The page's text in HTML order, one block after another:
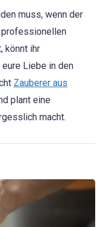
muss, wenn der
professionellen
könnt ihr
Liebe in den
Zauberer aus
plant eine
macht.